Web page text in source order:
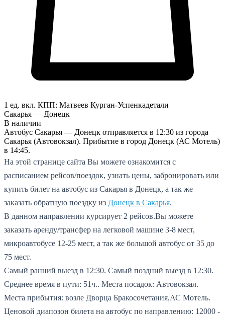
1 ед. вкл. КПП: Матвеев Курган-Успенкадетали
Сакарья — Донецк
В наличии
Автобус Сакарья — Донецк отправляется в 12:30 из города
Сакарья (Автовокзал). Прибытие в город Донецк (АС Мотель)
в 14:45.
На этой странице сайта Вы можете ознакомится с
расписанием рейсов/поездок, узнать цены, забронировать или
купить билет на автобус из Сакарья в Донецк, а так же
заказать обратную поездку из Донецк в Сакарья.
В данном направлении курсирует 2 рейсов.Вы можете
заказать аренду/трансфер на легковой машине 3-8 мест,
микроавтобусе 12-25 мест, а так же большой автобус от 35 до
75 мест.
Самый ранний выезд в 12:30. Самый поздний выезд в 12:30.
Среднее время в пути: 51ч.. Места посадок: Автовокзал.
Места прибытия: возле Дворца Бракосочетания,АС Мотель.
Ценовой диапозон билета на автобус по направлению: 12000 -